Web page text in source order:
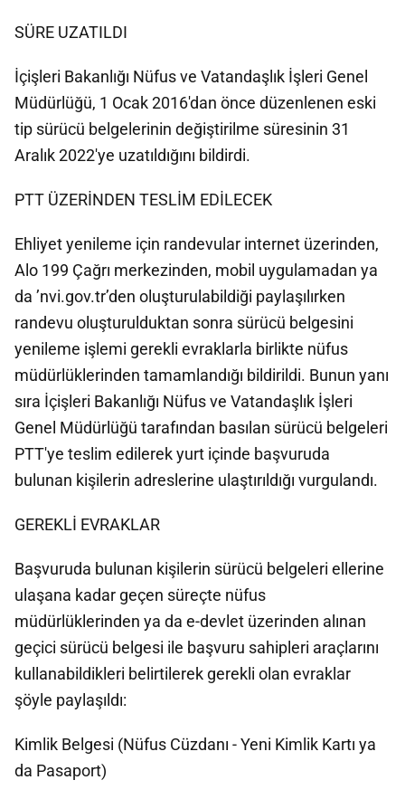
SÜRE UZATILDI
İçişleri Bakanlığı Nüfus ve Vatandaşlık İşleri Genel
Müdürlüğü, 1 Ocak 2016'dan önce düzenlenen eski
tip sürücü belgelerinin değiştirilme süresinin 31
Aralık 2022'ye uzatıldığını bildirdi.
PTT ÜZERİNDEN TESLİM EDİLECEK
Ehliyet yenileme için randevular internet üzerinden,
Alo 199 Çağrı merkezinden, mobil uygulamadan ya
da ’nvi.gov.tr’den oluşturulabildiği paylaşılırken
randevu oluşturulduktan sonra sürücü belgesini
yenileme işlemi gerekli evraklarla birlikte nüfus
müdürlüklerinden tamamlandığı bildirildi. Bunun yanı
sıra İçişleri Bakanlığı Nüfus ve Vatandaşlık İşleri
Genel Müdürlüğü tarafından basılan sürücü belgeleri
PTT'ye teslim edilerek yurt içinde başvuruda
bulunan kişilerin adreslerine ulaştırıldığı vurgulandı.
GEREKLİ EVRAKLAR
Başvuruda bulunan kişilerin sürücü belgeleri ellerine
ulaşana kadar geçen süreçte nüfus
müdürlüklerinden ya da e-devlet üzerinden alınan
geçici sürücü belgesi ile başvuru sahipleri araçlarını
kullanabildikleri belirtilerek gerekli olan evraklar
şöyle paylaşıldı:
Kimlik Belgesi (Nüfus Cüzdanı - Yeni Kimlik Kartı ya
da Pasaport)